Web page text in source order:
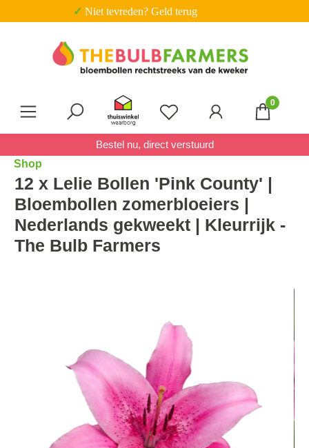
Ga naar de hoofdinhoud✓ Niet tevreden? Geld terug
Je hebt 0 items op je
0
Bestel nu, direct verstuurd
Shop
12 x Lelie Bollen 'Pink County' |
Bloembollen zomerbloeiers |
Nederlands gekweekt | Kleurrijk -
The Bulb Farmers